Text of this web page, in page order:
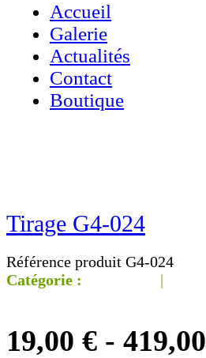
Accueil
Galerie
Actualités
Contact
Boutique
Tirage G4-024
Référence produit G4-024
Catégorie :
|
19,00 € - 419,00